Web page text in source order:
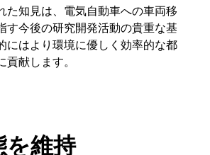
た知見は、電気自動車への車両移
す今後の研究開発活動の貴重な基
にはより環境に優しく効率的な都
献します。
を維持